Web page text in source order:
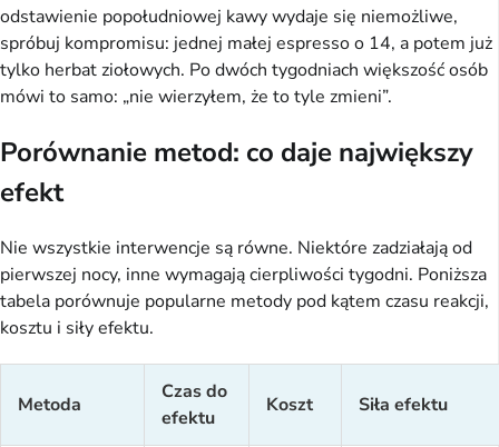
odstawienie popołudniowej kawy wydaje się niemożliwe,
spróbuj kompromisu: jednej małej espresso o 14, a potem już
tylko herbat ziołowych. Po dwóch tygodniach większość osób
mówi to samo: „nie wierzyłem, że to tyle zmieni”.
Porównanie metod: co daje największy
efekt
Nie wszystkie interwencje są równe. Niektóre zadziałają od
pierwszej nocy, inne wymagają cierpliwości tygodni. Poniższa
tabela porównuje popularne metody pod kątem czasu reakcji,
kosztu i siły efektu.
Metoda
Czas do
efektu
Koszt Siła efektu